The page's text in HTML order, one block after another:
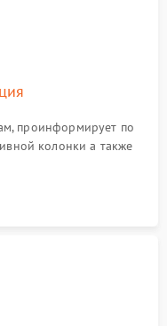
проинформирует по
колонки а также